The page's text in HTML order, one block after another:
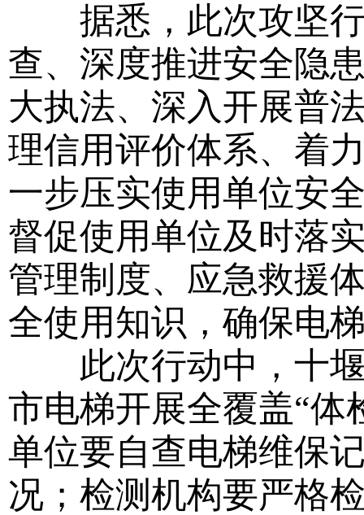
据悉，此次攻坚行
查、深度推进安全隐
大执法、深入开展普
理信用评价体系、着
一步压实使用单位安
督促使用单位及时落
管理制度、应急救援
全使用知识，确保电
此次行动中，十堰
市电梯开展全覆盖“体
单位要自查电梯维保
况；检测机构要严格